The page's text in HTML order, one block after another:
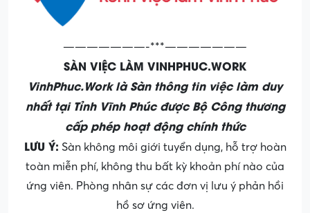
———————-***———————
SÀN VIỆC LÀM VINHPHUC.WORK
VinhPhuc.Work là Sàn thông tin việc làm duy
nhất tại Tỉnh Vĩnh Phúc được Bộ Công thương
cấp phép hoạt động chính thức
LƯU Ý: Sàn không môi giới tuyển dụng, hỗ trợ hoàn
toàn miễn phí, không thu bất kỳ khoản phí nào của
ứng viên. Phòng nhân sự các đơn vị lưu ý phản hồi
hồ sơ ứng viên.